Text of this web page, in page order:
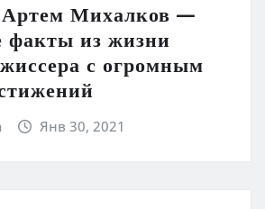
Михалков —
факты из жизни
с огромным
Янв 30, 2021